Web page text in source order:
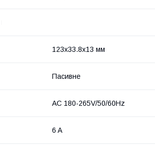
123x33.8x13 мм
Пасивне
AC 180-265V/50/60Hz
6 A